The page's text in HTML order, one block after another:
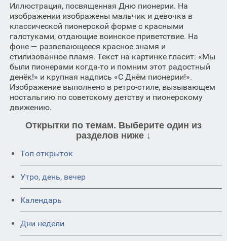
Иллюстрация, посвященная Дню пионерии. На
изображении изображены мальчик и девочка в
классической пионерской форме с красными
галстуками, отдающие воинское приветствие. На
фоне — развевающееся красное знамя и
стилизованное пламя. Текст на картинке гласит: «Мы
были пионерами когда-то и помним этот радостный
денёк!» и крупная надпись «С Днём пионерии!».
Изображение выполнено в ретро-стиле, вызывающем
ностальгию по советскому детству и пионерскому
движению.
Открытки по темам. Выберите один из
разделов ниже ↓
Топ открыток
Утро, день, вечер
Календарь
Дни недели